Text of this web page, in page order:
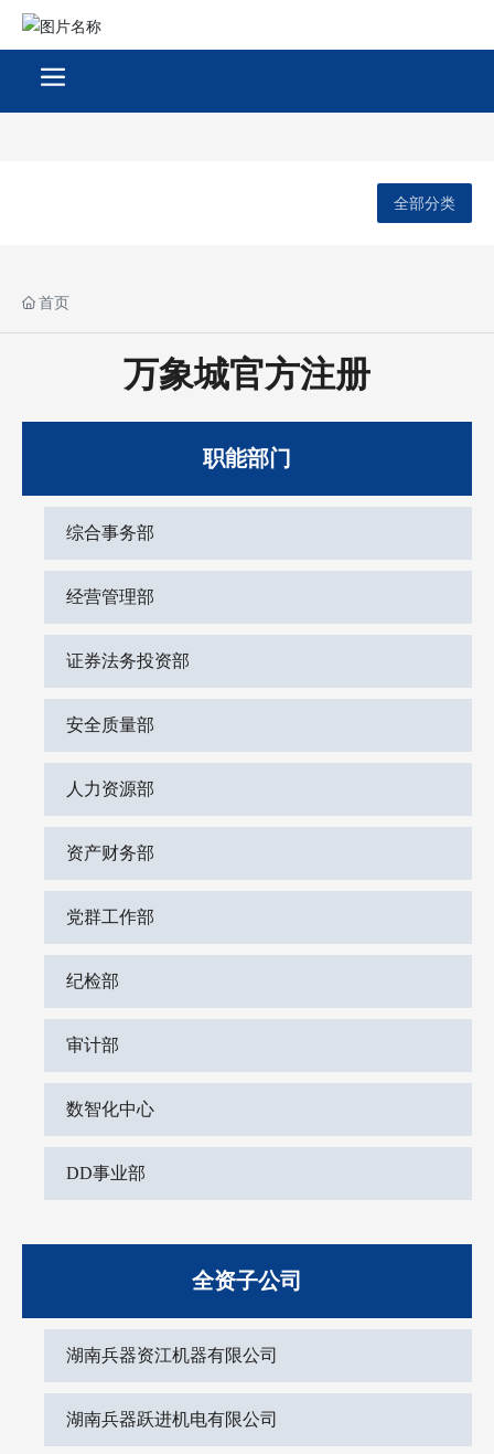
全部分类
首页
万象城官方注册
职能部门
综合事务部
经营管理部
证券法务投资部
安全质量部
人力资源部
资产财务部
党群工作部
纪检部
审计部
数智化中心
DD事业部
全资子公司
湖南兵器资江机器有限公司
湖南兵器跃进机电有限公司